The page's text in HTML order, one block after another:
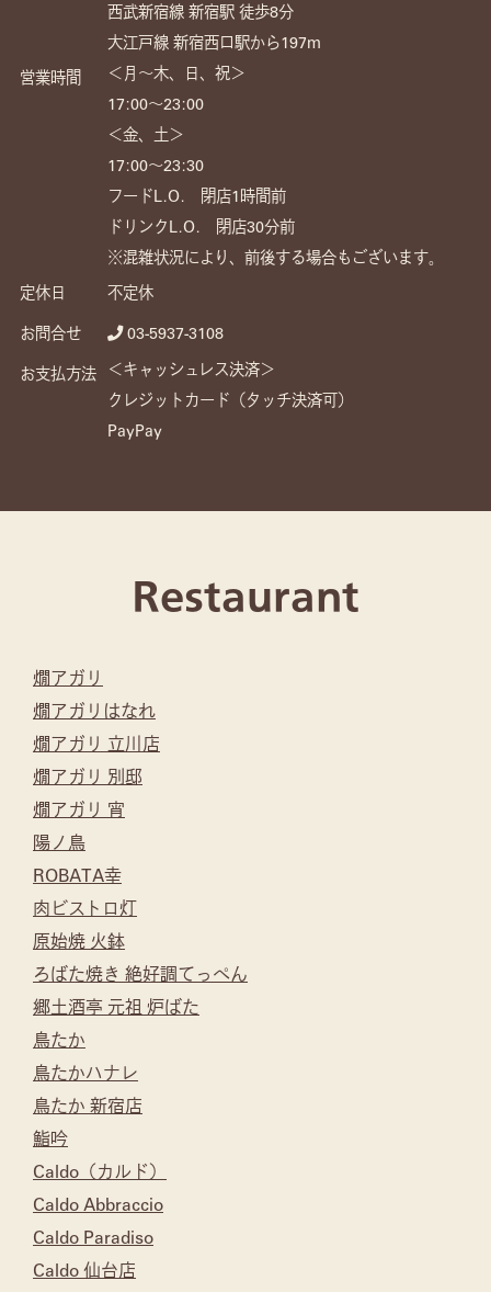
西武新宿線 新宿駅 徒歩8分
大江戸線 新宿西口駅から197m
営業時間
＜月～木、日、祝＞
17:00〜23:00
＜金、土＞
17:00〜23:30
フードL.O. 閉店1時間前
ドリンクL.O. 閉店30分前
※混雑状況により、前後する場合もございます。
定休日
不定休
お問合せ 03-5937-3108
お支払方法
＜キャッシュレス決済＞
クレジットカード（タッチ決済可）
PayPay
Restaurant
燗アガリ
燗アガリはなれ
燗アガリ 立川店
燗アガリ 別邸
燗アガリ 宵
陽ノ鳥
ROBATA幸
肉ビストロ灯
原始焼 火鉢
ろばた焼き 絶好調てっぺん
郷土酒亭 元祖 炉ばた
鳥たか
鳥たかハナレ
鳥たか 新宿店
鮨吟
Caldo（カルド）
Caldo Abbraccio
Caldo Paradiso
Caldo 仙台店